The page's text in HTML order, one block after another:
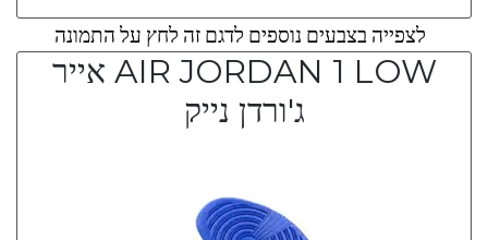
לצפייה בצבעים נוספים לדגם זה לחץ על התמונה
AIR JORDAN 1 LOW אייר
ג'ורדן נייק